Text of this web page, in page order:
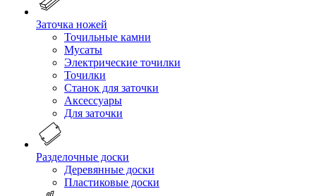
Заточка ножей
Точильные камни
Мусаты
Электрические точилки
Точилки
Станок для заточки
Аксессуары
Для заточки
Разделочные доски
Деревянные доски
Пластиковые доски